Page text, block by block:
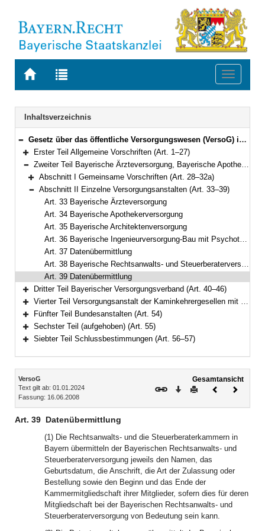
Zur
BAYERN.RECHT
Zur
letzten
Suche
Toggle
Navigation
Inhaltsverzeichnis
Bereich reduzieren
Gesetz über das öffentliche Versorgungswesen (VersoG) in der Fassung der Bekanntmachung vom 16. Juni 2008 (GVBl. S. 371) BayRS 763-1-I (Art. 1–57)
Bereich erweitern
Erster Teil Allgemeine Vorschriften (Art. 1–27)
Bereich reduzieren
Zweiter Teil Bayerische Ärzteversorgung, Bayerische Apothekerversorgung, Bayerische Architektenversorgung, Bayerische Ingenieurversorgung-Bau mit Psychotherapeutenversorgung, Bayerische Rechtsanwalts- und Steuerberaterversorgung (Art. 28–39)
Bereich erweitern
Abschnitt I Gemeinsame Vorschriften (Art. 28–32a)
Bereich reduzieren
Abschnitt II Einzelne Versorgungsanstalten (Art. 33–39)
Art. 33 Bayerische Ärzteversorgung
Art. 34 Bayerische Apothekerversorgung
Art. 35 Bayerische Architektenversorgung
Art. 36 Bayerische Ingenieurversorgung-Bau mit Psychotherapeutenversorgung
Art. 37 Datenübermittlung
Art. 38 Bayerische Rechtsanwalts- und Steuerberaterversorgung
Art. 39 Datenübermittlung
Bereich erweitern
Dritter Teil Bayerischer Versorgungsverband (Art. 40–46)
Bereich erweitern
Vierter Teil Versorgungsanstalt der Kaminkehrergesellen mit Pensionskasse des Schornsteinfegerhandwerks (Art. 47–53)
Bereich erweitern
Fünfter Teil Bundesanstalten (Art. 54)
Bereich erweitern
Sechster Teil (aufgehoben) (Art. 55)
Siebter Teil Schlussbestimmungen (Art. 56–57)
Inhalt
VersoG
Text gilt ab: 01.01.2024
Fassung: 16.06.2008
Gesamtansicht
Download
DruckenVorheriges
Art. 39 Datenübermittlung
(1) Die Rechtsanwalts- und die Steuerberaterkammern in
Bayern übermitteln der Bayerischen Rechtsanwalts- und
Steuerberaterversorgung jeweils den Namen, das
Geburtsdatum, die Anschrift, die Art der Zulassung oder
Bestellung sowie den Beginn und das Ende der
Kammermitgliedschaft ihrer Mitglieder, sofern dies für deren
Mitgliedschaft bei der Bayerischen Rechtsanwalts- und
Steuerberaterversorgung von Bedeutung sein kann.